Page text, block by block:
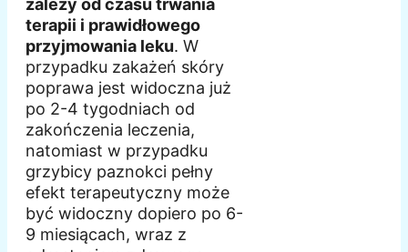
terapii i prawidłowego
przyjmowania leku. W
przypadku zakażeń skóry
poprawa jest widoczna już
po 2-4 tygodniach od
zakończenia leczenia,
natomiast w przypadku
grzybicy paznokci pełny
efekt terapeutyczny może
być widoczny dopiero po 6-
9 miesiącach, wraz z